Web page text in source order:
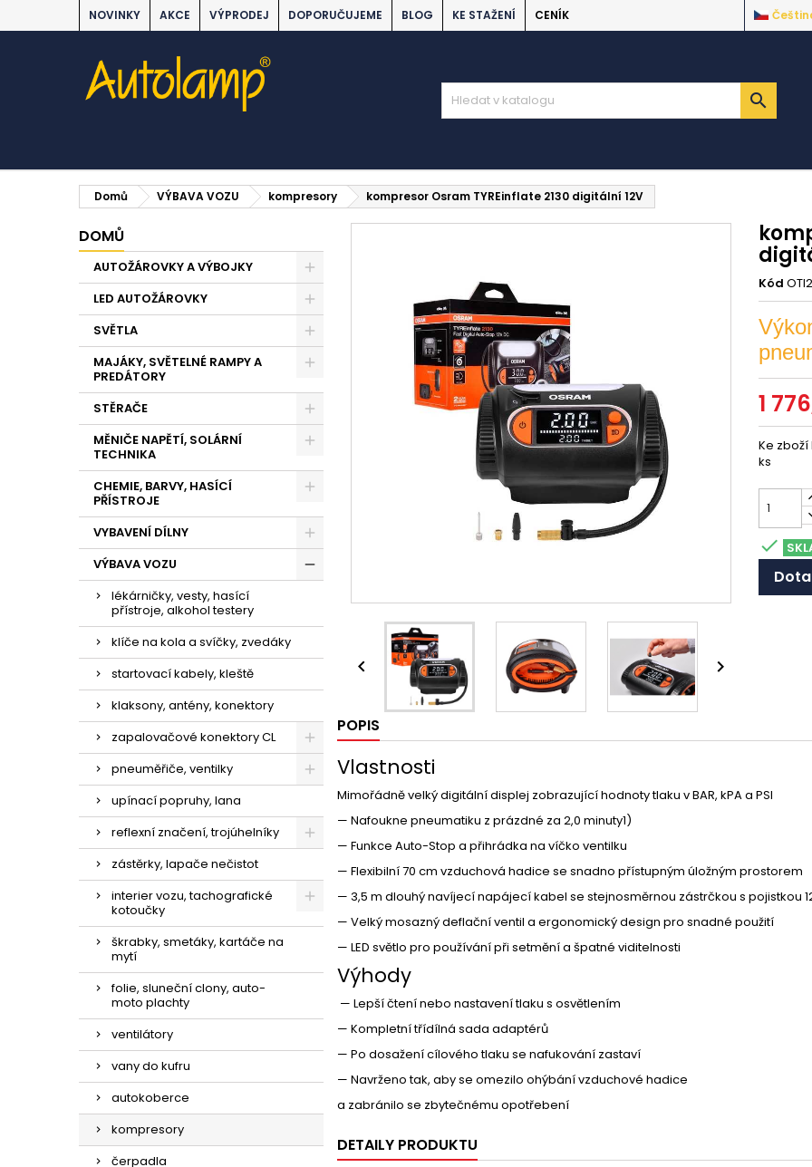
NOVINKY AKCE VÝPRODEJ DOPORUČUJEME BLOG KE STAŽENÍ CENÍK

Domů VÝBAVA VOZU kompresory kompresor Osram TYREinflate 2130 digitální 12V
DOMŮ
AUTOŽÁROVKY A VÝBOJKY
LED AUTOŽÁROVKY
SVĚTLA
MAJÁKY, SVĚTELNÉ RAMPY A
PREDÁTORY
STĚRAČE
MĚNIČE NAPĚTÍ, SOLÁRNÍ
TECHNIKA
CHEMIE, BARVY, HASÍCÍ
PŘÍSTROJE
VYBAVENÍ DÍLNY
VÝBAVA VOZU
lékárničky, vesty, hasící
přístroje, alkohol testery
klíče na kola a svíčky, zvedáky
startovací kabely, kleště
klaksony, antény, konektory
zapalovačové konektory CL
pneuměřiče, ventilky
upínací popruhy, lana
reflexní značení, trojúhelníky
zástěrky, lapače nečistot
interier vozu, tachografické
kotoučky
škrabky, smetáky, kartáče na
mytí
folie, sluneční clony, auto-
moto plachty
ventilátory
vany do kufru
autokoberce
kompresory
čerpadla
 
Kód
1
Ke
ks

POPIS
Vlastnosti
Mimořádně velký digitální displej zobrazující hodnoty tlaku v BAR, kPA a PSI
— Nafoukne pneumatiku z prázdné za 2,0 minuty1)
— Funkce Auto-Stop a přihrádka na víčko ventilku
— Flexibilní 70 cm vzduchová hadice se snadno přístupným úložným prostorem
— 3,5 m dlouhý navíjecí napájecí kabel se stejnosměrnou zástrčkou s pojistkou
— Velký mosazný deflační ventil a ergonomický design pro snadné použití
— LED světlo pro používání při setmění a špatné viditelnosti
Výhody
— Lepší čtení nebo nastavení tlaku s osvětlením
— Kompletní třídílná sada adaptérů
— Po dosažení cílového tlaku se nafukování zastaví
— Navrženo tak, aby se omezilo ohýbání vzduchové hadice
a zabránilo se zbytečnému opotřebení
DETAILY PRODUKTU